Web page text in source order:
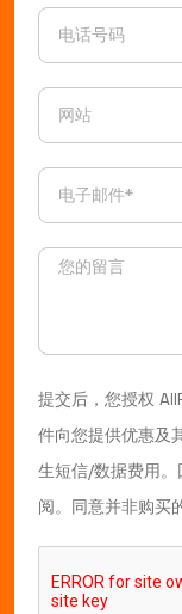
提交后，您授权
件向您提供优惠及
生短信/数据费用。
阅。同意并非购买